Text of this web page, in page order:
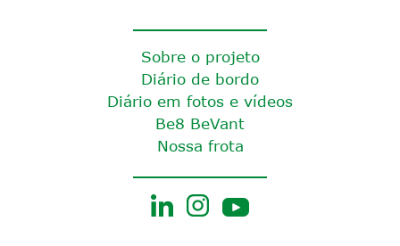
Sobre o projeto
Diário de bordo
Diário em fotos e vídeos
Be8 BeVant
Nossa frota